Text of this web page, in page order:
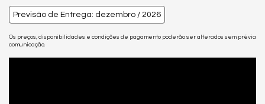
Previsão de Entrega: dezembro / 2026
Os preços, disponibilidades e condições de pagamento poderão ser alterados sem prévia
comunicação.